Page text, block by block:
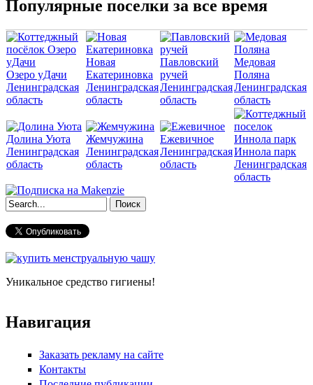
Популярные поселки за все время
Озеро уДачи
Ленинградская
область
Новая
Екатериновка
Ленинградская
область
Павловский
ручей
Ленинградская
область
Медовая
Поляна
Ленинградская
область
Долина Уюта
Ленинградская
область
Жемчужина
Ленинградская
область
Ежевичное
Ленинградская
область
Иннола парк
Ленинградская
область
Форма поиска
Уникальное средство гигиены!
Навигация
Заказать рекламу на сайте
Контакты